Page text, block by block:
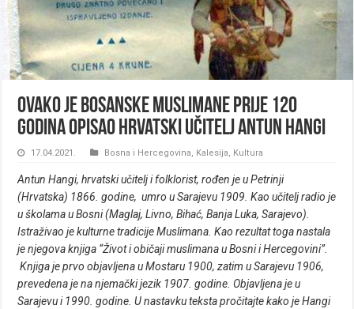
Ovako je bosanske muslimane prije 120
godina opisao hrvatski učitelj Antun Hangi
17.04.2021. Bosna i Hercegovina, Kalesija, Kultura
Antun Hangi, hrvatski učitelj i folklorist, rođen je u Petrinji
(Hrvatska) 1866. godine, umro u Sarajevu 1909. Kao učitelj radio je
u školama u Bosni (Maglaj, Livno, Bihać, Banja Luka, Sarajevo).
Istraživao je kulturne tradicije Muslimana. Kao rezultat toga nastala
je njegova knjiga “Život i običaji muslimana u Bosni i Hercegovini”.
Knjiga je prvo objavljena u Mostaru 1900, zatim u Sarajevu 1906,
prevedena je na njemački jezik 1907. godine. Objavljena je u
Sarajevu i 1990. godine. U nastavku teksta pročitajte kako je Hangi